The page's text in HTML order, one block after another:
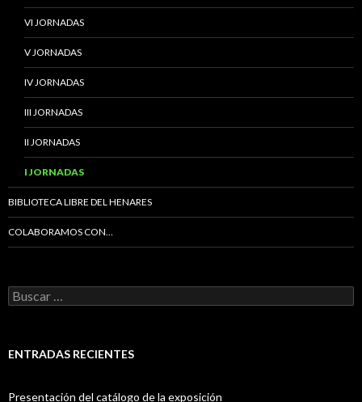
VI JORNADAS
V JORNADAS
IV JORNADAS
III JORNADAS
II JORNADAS
I JORNADAS
BIBLIOTECA LIBRE DEL HENARES
COLABORAMOS CON…
B
u
a
ENTRADAS RECIENTES
Presentación del catálogo de la exposición